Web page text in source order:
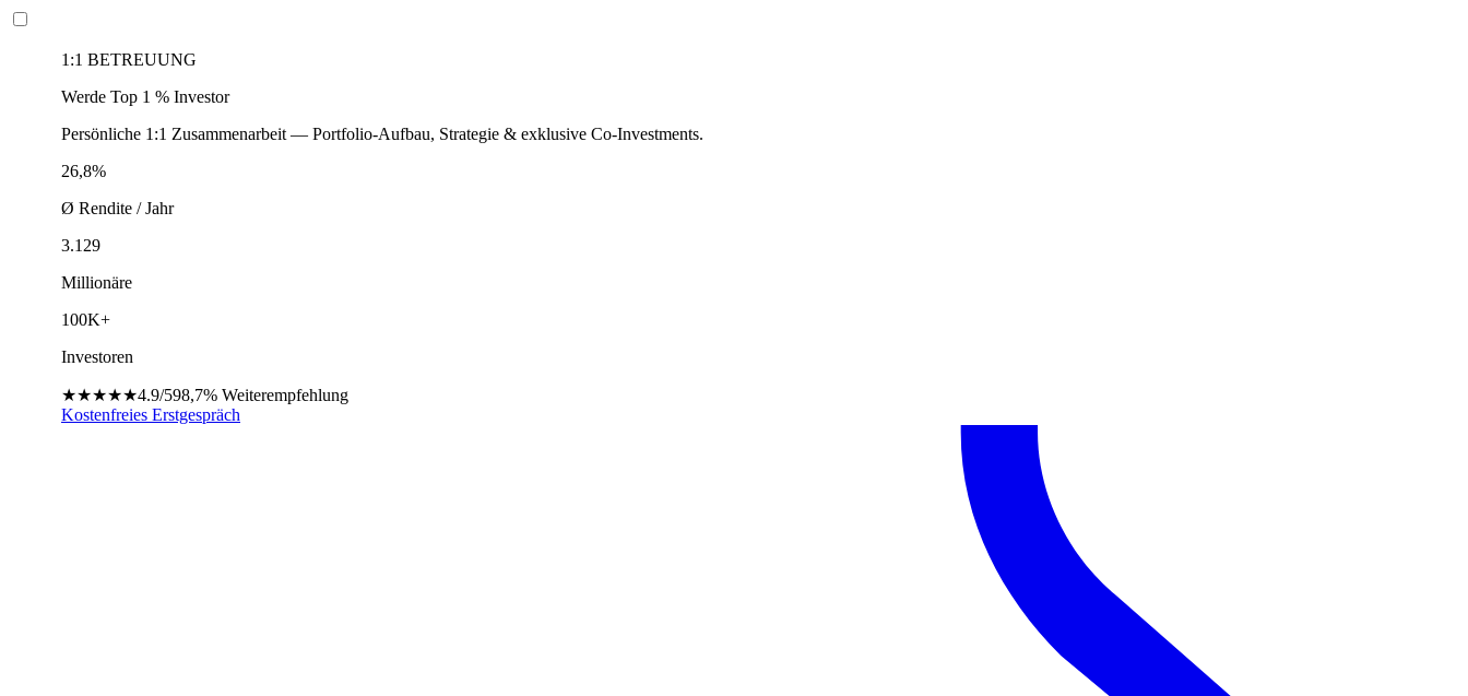
1:1 BETREUUNG
Werde Top 1 % Investor
Persönliche 1:1 Zusammenarbeit — Portfolio-Aufbau, Strategie & exklusive Co-Investments.
26,8%
Ø Rendite / Jahr
3.129
Millionäre
100K+
Investoren
★★★★★4.9/598,7% Weiterempfehlung
Kostenfreies Erstgespräch